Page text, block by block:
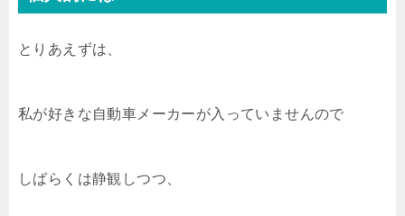
とりあえずは、
私が好きな自動車メーカーが入っていませんので
しばらくは静観しつつ、